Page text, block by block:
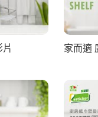
家而適